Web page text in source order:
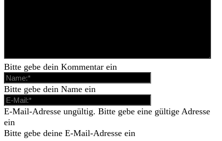
Bitte gebe dein Kommentar ein
Bitte gebe dein Name ein
E-Mail-Adresse ungültig. Bitte gebe eine gültige Adresse
ein
Bitte gebe deine E-Mail-Adresse ein